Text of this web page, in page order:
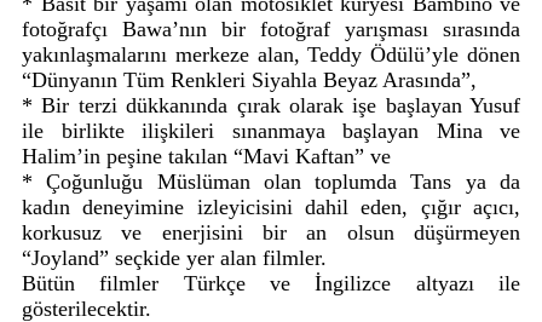
fotoğrafçı Bawa’nın bir fotoğraf yarışması sırasında
yakınlaşmalarını merkeze alan, Teddy Ödülü’yle dönen
“Dünyanın Tüm Renkleri Siyahla Beyaz Arasında”,
* Bir terzi dükkanında çırak olarak işe başlayan Yusuf
ile birlikte ilişkileri sınanmaya başlayan Mina ve
Halim’in peşine takılan “Mavi Kaftan” ve
* Çoğunluğu Müslüman olan toplumda Tans ya da
kadın deneyimine izleyicisini dahil eden, çığır açıcı,
korkusuz ve enerjisini bir an olsun düşürmeyen
“Joyland” seçkide yer alan filmler.
Bütün filmler Türkçe ve İngilizce altyazı ile
gösterilecektir.